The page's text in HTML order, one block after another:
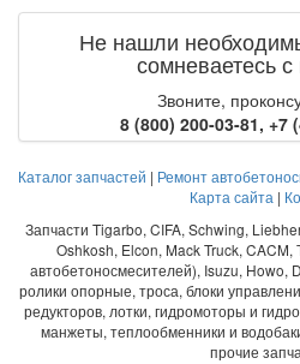
Не нашли
сомневаетесь
Звоните,
8 (800) 200-03-81, +7
Каталог запчастей | Ремонт
Карта сайта |
Запчасти Tigarbo, CIFA, Schwing,
Oshkosh, Elcon, Mack Truck, CACM,
автобетоносмесителей), Isuzu, Howo,
ролики опорные, троса, блоки
редукторов, лотки, гидромоторы и
манжеты, теплообменники и
прочие